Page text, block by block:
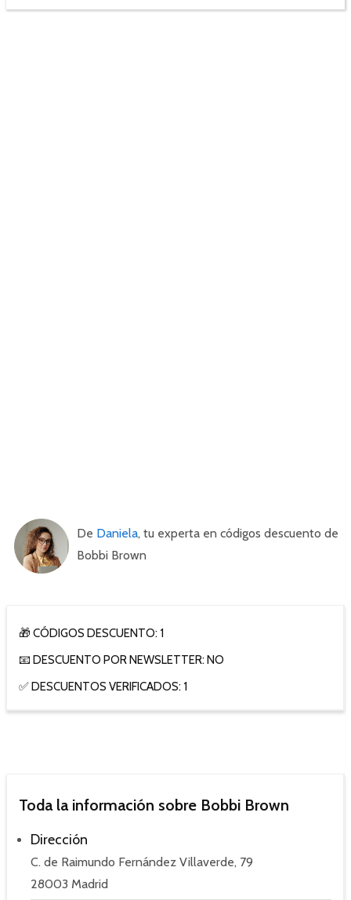
De Daniela, tu experta en códigos descuento de
Bobbi Brown
🎁 CÓDIGOS DESCUENTO: 1
📧 DESCUENTO POR NEWSLETTER: NO
✅ DESCUENTOS VERIFICADOS: 1
Toda la información sobre Bobbi Brown
Dirección
C. de Raimundo Fernández Villaverde, 79
28003 Madrid